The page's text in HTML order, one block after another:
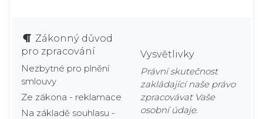
Zákonný důvod
pro zpracování
Nezbytné pro plnění
smlouvy
Ze zákona - reklamace
Na základě souhlasu -
Vysvětlivky
Právní skutečnost
zakládající naše právo
zpracovávat Vaše
osobní údaje.